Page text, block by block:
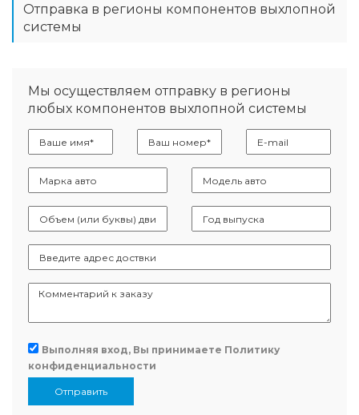
Отправка в регионы компонентов выхлопной
системы
Мы осуществляем отправку в регионы
любых компонентов выхлопной системы
Выполняя вход, Вы принимаете Политику
конфиденциальности
Отправить